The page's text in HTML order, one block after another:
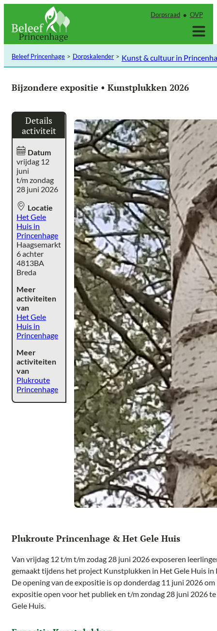
inhoud
Dorpsraad OVP
Beleef Princenhage Dorpskalender Kunst & cultuur in
Bijzondere expositie • Kunstplukken 2026
Details
activiteit
Datum
vrijdag 12
juni
t/m zondag
28 juni 2026
Locatie
Het Gele
Huis in
Princenhage
Haagsemarkt
6 achter
4813BA
Breda
Meer
activiteiten
van
Het Gele
Huis in
Princenhage
Meer
activiteiten
van
Plukroute
Princenhage
Plukroute Princenhage & Het Gele Huis
Van vrijdag 12 t/m t/m zodag 28 juni 2026 exposeren
gemaakt tijdens het project Kunstplukken in Het Gele Huis in
De opening van de expositie is op donderdag 11 juni 2026
expositie open voor het publiek en t/m zondag 28 juni 2026
Gele Huis.